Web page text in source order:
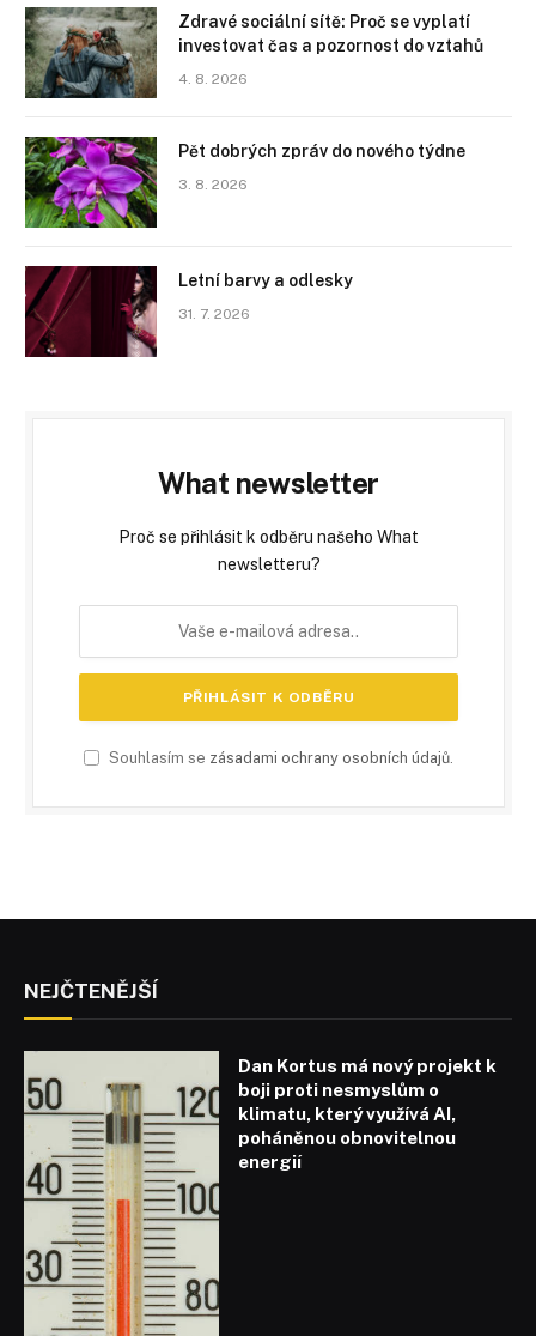
Zdravé sociální sítě: Proč se vyplatí
investovat čas a pozornost do vztahů
4. 8. 2026
Pět dobrých zpráv do nového týdne
3. 8. 2026
Letní barvy a odlesky
31. 7. 2026
What newsletter
Proč se přihlásit k odběru našeho What
newsletteru?
Souhlasím se zásadami ochrany osobních údajů.
NEJČTENĚJŠÍ
Dan Kortus má nový projekt k
boji proti nesmyslům o
klimatu, který využívá AI,
poháněnou obnovitelnou
energií